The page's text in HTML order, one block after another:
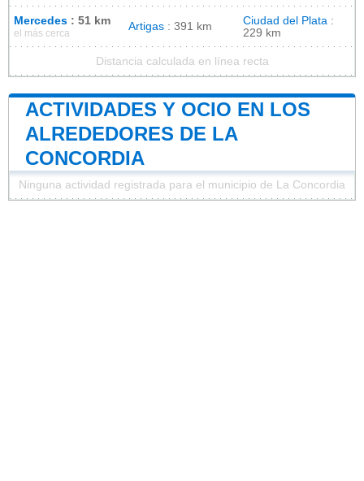
Mercedes : 51 km
el más cerca
Artigas : 391 km Ciudad del Plata :
229 km
Distancia calculada en línea recta
ACTIVIDADES Y OCIO EN LOS
ALREDEDORES DE LA
CONCORDIA
Ninguna actividad registrada para el municipio de La Concordia